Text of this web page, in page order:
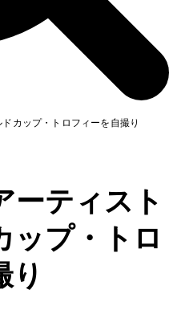
カップ・トロフィーを自撮り
ーティスト
ップ・トロ
り